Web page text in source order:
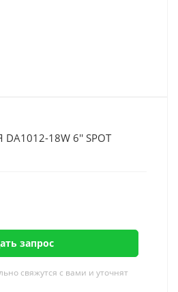
18W 6'' SPOT
запрос
свяжутся с вами и уточнят